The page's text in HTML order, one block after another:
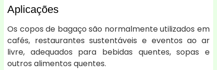
Aplicações
Os copos de bagaço são normalmente utilizados em
cafés, restaurantes sustentáveis e eventos ao ar
livre, adequados para bebidas quentes, sopas e
outros alimentos quentes.